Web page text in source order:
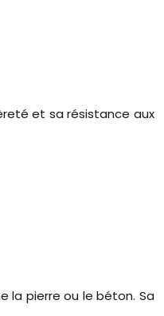
et sa résistance aux
la pierre ou le béton. Sa